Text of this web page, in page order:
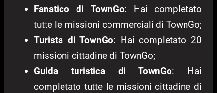
Fanatico di TownGo: Hai completato
tutte le missioni commerciali di TownGo;
Turista di TownGo: Hai completato 20
missioni cittadine di TownGo;
Guida turistica di TownGo: Hai
completato tutte le missioni cittadine di